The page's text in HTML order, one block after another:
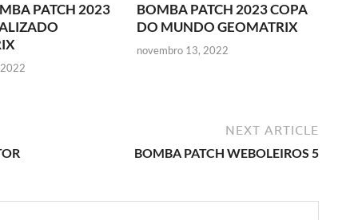
PATCH 2023
BOMBA PATCH 2023 COPA
DO MUNDO GEOMATRIX
novembro 13, 2022
NEXT ARTICLE
BOMBA PATCH WEBOLEIROS 5